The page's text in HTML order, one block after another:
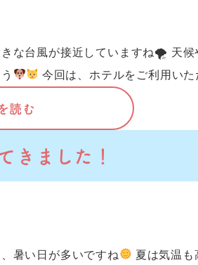
な台風が接近していますね🌪 天
今回は、ホテルをご利用い
読む
きました！
暑い日が多いですね
夏は気温も